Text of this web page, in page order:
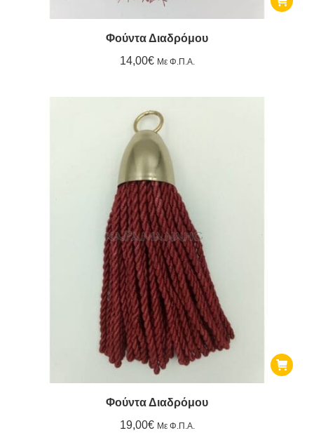
Φούντα Διαδρόμου
14,00€ Με Φ.Π.Α.
Φούντα Διαδρόμου
19,00€ Με Φ.Π.Α.